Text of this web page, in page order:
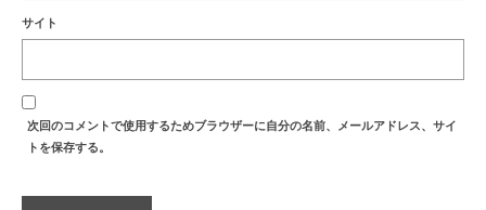
サイト
次回のコメントで使用するためブラウザーに自分の名前、メールアドレス、サイ
トを保存する。